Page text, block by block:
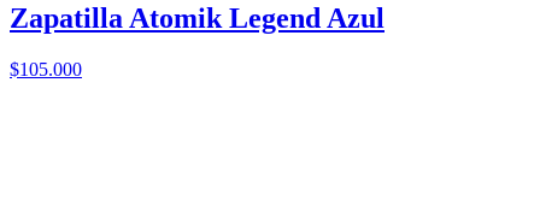
Zapatilla Atomik Legend Azul
$105.000